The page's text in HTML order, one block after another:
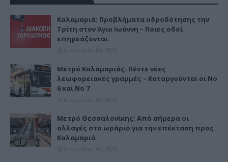
Καλαμαριά: Προβλήματα υδροδότησης την
Τρίτη στον Άγιο Ιωάννη – Ποιες οδοί
επηρεάζονται
Μετρό Καλαμαριάς: Πέντε νέες
λεωφορειακές γραμμές – Καταργούνται οι Νο
6 και Νο 7
Μετρό Θεσσαλονίκης: Από σήμερα οι
αλλαγές στο ωράριο για την επέκταση προς
Καλαμαριά